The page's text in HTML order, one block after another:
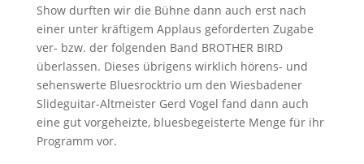
Show durften wir die Bühne dann auch erst nach
einer unter kräftigem Applaus geforderten Zugabe
ver- bzw. der folgenden Band BROTHER BIRD
überlassen. Dieses übrigens wirklich hörens- und
sehenswerte Bluesrocktrio um den Wiesbadener
Slideguitar-Altmeister Gerd Vogel fand dann auch
eine gut vorgeheizte, bluesbegeisterte Menge für ihr
Programm vor.